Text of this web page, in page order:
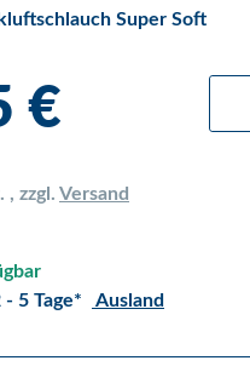
Super Soft
€
, zzgl. Versand
- 5 Tage* Ausland